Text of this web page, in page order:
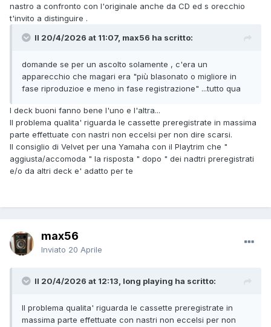
nastro a confronto con l'originale anche da CD ed s orecchio
t'invito a distinguire .
Il 20/4/2026 at 11:07, max56 ha scritto:
domande se per un ascolto solamente , c'era un
apparecchio che magari era "più blasonato o migliore in
fase riproduzioe e meno in fase registrazione" ...tutto qua
I deck buoni fanno bene l'uno e l'altra...
Il problema qualita' riguarda le cassette preregistrate in massima
parte effettuate con nastri non eccelsi per non dire scarsi.
Il consiglio di Velvet per una Yamaha con il Playtrim che "
aggiusta/accomoda " la risposta " dopo " dei nadtri preregistrati
e/o da altri deck e' adatto per te
max56
Inviato 20 Aprile
Il 20/4/2026 at 12:13, long playing ha scritto:
Il problema qualita' riguarda le cassette preregistrate in
massima parte effettuate con nastri non eccelsi per non